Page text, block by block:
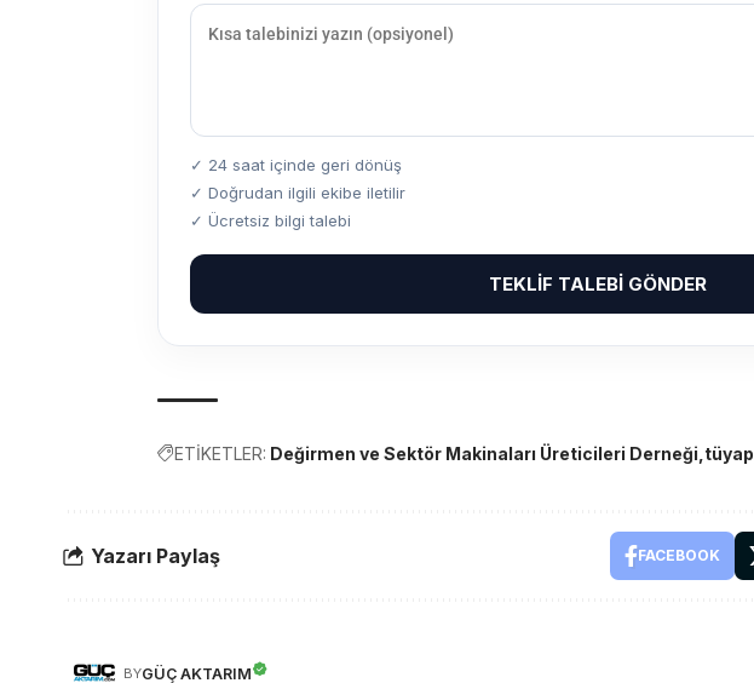
✓ 24 saat içinde geri dönüş
✓ Doğrudan ilgili ekibe iletilir
✓ Ücretsiz bilgi talebi
TEKLIF TALEBI GÖNDER
ETİKETLER: Değirmen ve Sektör Makinaları Üreticileri Derneği tüyap
Yazarı Paylaş FACEBOOK
BYGÜÇ AKTARIM